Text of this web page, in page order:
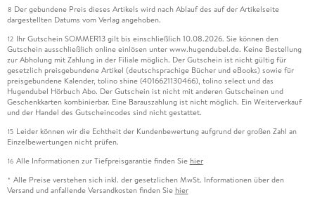
8 Der gebundene Preis dieses Artikels wird nach Ablauf des auf der Artikelseite
dargestellten Datums vom Verlag angehoben.
12 Ihr Gutschein SOMMER13 gilt bis einschließlich 10.08.2026. Sie können den
Gutschein ausschließlich online einlösen unter www.hugendubel.de. Keine Bestellung
zur Abholung mit Zahlung in der Filiale möglich. Der Gutschein ist nicht gültig für
gesetzlich preisgebundene Artikel (deutschsprachige Bücher und eBooks) sowie für
preisgebundene Kalender, tolino shine (4016621130466), tolino select und das
Hugendubel Hörbuch Abo. Der Gutschein ist nicht mit anderen Gutscheinen und
Geschenkkarten kombinierbar. Eine Barauszahlung ist nicht möglich. Ein Weiterverkauf
und der Handel des Gutscheincodes sind nicht gestattet.
15 Leider können wir die Echtheit der Kundenbewertung aufgrund der großen Zahl an
Einzelbewertungen nicht prüfen.
16 Alle Informationen zur Tiefpreisgarantie finden Sie hier
* Alle Preise verstehen sich inkl. der gesetzlichen MwSt. Informationen über den
Versand und anfallende Versandkosten finden Sie hier